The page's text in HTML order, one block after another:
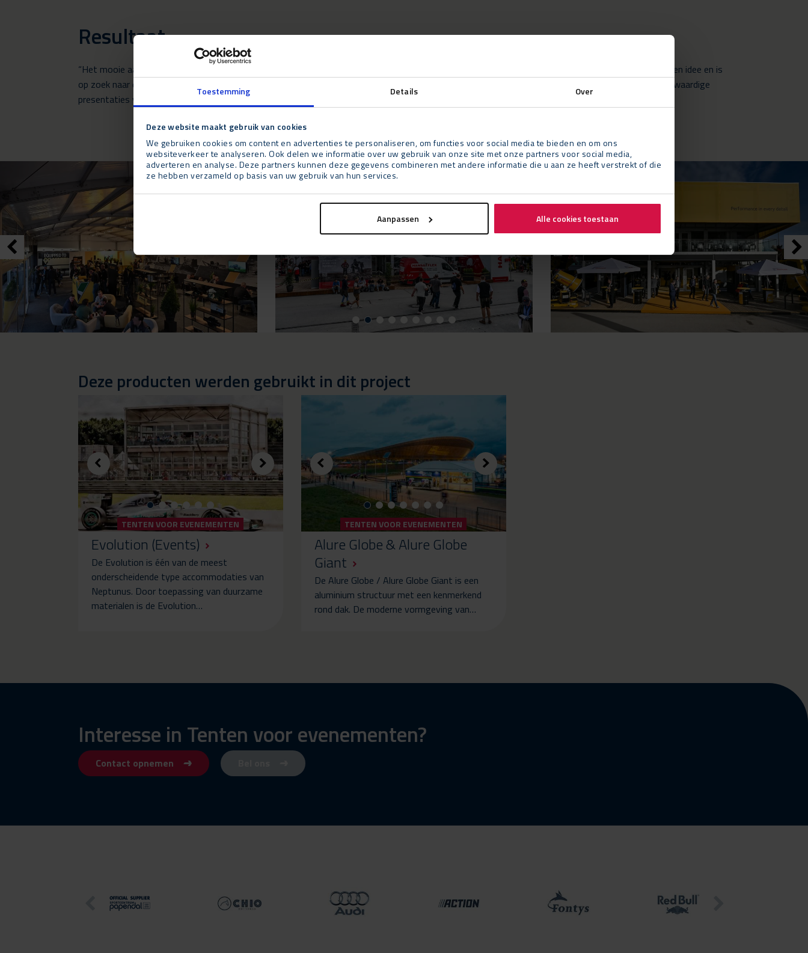
Toestemming Details Over
Deze website maakt gebruik van cookies
We gebruiken cookies om content en advertenties te personaliseren, om functies voor social media te bieden en om ons
websiteverkeer te analyseren. Ook delen we informatie over uw gebruik van onze site met onze partners voor social media,
adverteren en analyse. Deze partners kunnen deze gegevens combineren met andere informatie die u aan ze heeft verstrekt of die
ze hebben verzameld op basis van uw gebruik van hun services.
Aanpassen Alle cookies toestaan
Resultaat
“Het mooie aan de Bauma is de samenwerking met vele partijen,” aldus Dorrie Eilers, directeur van Neptunus. “De architect of standbouwer heeft een idee en is
op zoek naar een structuur om dit uit te kunnen voeren. Wij zijn blij dat wij de verwachting waar kunnen maken en onderdeel kunnen zijn van de hoogwaardige
presentaties van grote leveranciers.”
Deze producten werden gebruikt in dit project
TENTEN VOOR EVENEMENTEN
Evolution (Events)
De Evolution is één van de meest
onderscheidende type accommodaties van
Neptunus. Door toepassing van duurzame
materialen is de Evolution…
TENTEN VOOR EVENEMENTEN
Alure Globe & Alure Globe
Giant
De Alure Globe / Alure Globe Giant is een
aluminium structuur met een kenmerkend
rond dak. De moderne vormgeving van…
Interesse in Tenten voor evenementen?
Contact opnemen